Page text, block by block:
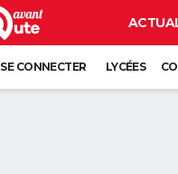
SE CONNECTER LYCÉES